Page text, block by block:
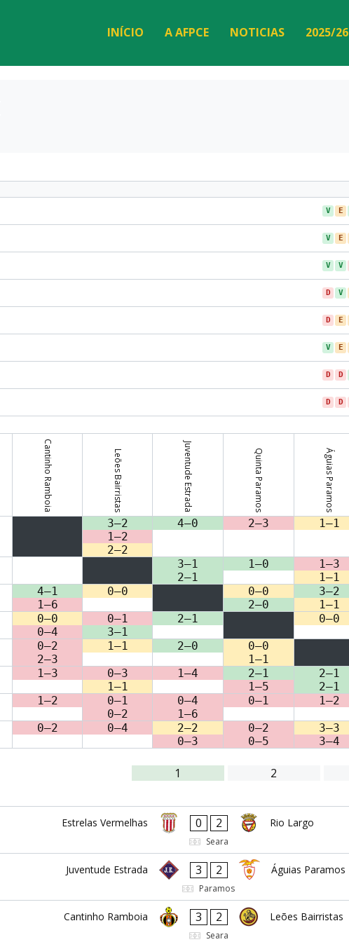
INÍCIO A AFPCE NOTICIAS 2025/26
V E
V E
V V
D V
D E
V E
D D
D D
Cantinho Ramboia Leões Bairristas Juventude Estrada Quinta Paramos Águias Paramos
3–2
1–2
2–2
4–0 2–3 1–1
3–1
2–1
1–0
1–3
1–1
4–1
1–6
0–0
0–0
2–0
3–2
1–1
0–0
0–4
0–1
3–1
2–1 0–0
0–2
2–3
1–1 2–0
0–0
1–1
1–3
0–3
1–1
1–4
2–1
1–5
2–1
2–1
1–2
0–1
0–2
0–4
1–6
0–1 1–2
0–2 0–4
2–2
0–3
0–2
0–5
3–3
3–4
1 2
Estrelas Vermelhas 0 2 Rio Largo
Seara
Juventude Estrada 3 2 Águias Paramos
Paramos
Cantinho Ramboia 3 2 Leões Bairristas
Seara